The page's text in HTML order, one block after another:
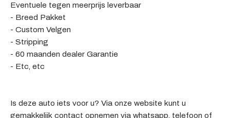
Eventuele tegen meerprijs leverbaar
- Breed Pakket
- Custom Velgen
- Stripping
- 60 maanden dealer Garantie
- Etc, etc
Is deze auto iets voor u? Via onze website kunt u
gemakkelijk contact opnemen via whatsapp, telefoon of